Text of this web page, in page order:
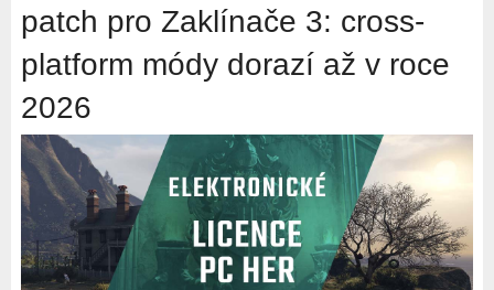
patch pro Zaklínače 3: cross-
platform módy dorazí až v roce
2026